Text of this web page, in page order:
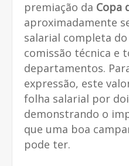
premiação da Copa
aproximadamente
salarial completa
comissão técnica e
departamentos.
expressão, este
folha salarial por
demonstrando o
que uma boa
pode ter.